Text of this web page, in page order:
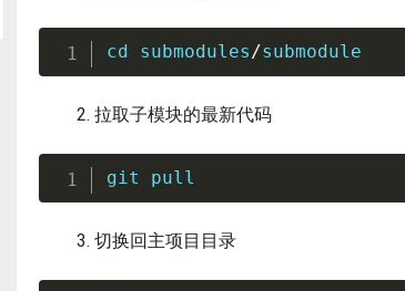
cd submodules /submodule
拉取子模块的最新代码
git pull
切换回主项目目录